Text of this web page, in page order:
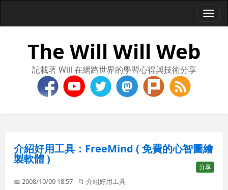
The Will Will Web
記載著 Will 在網路世界的學習心得與技術分享
介紹好用工具：FreeMind ( 免費的心智圖繪
製軟體 )
分享
📅 2008/10/09 18:57 📁介紹好用工具